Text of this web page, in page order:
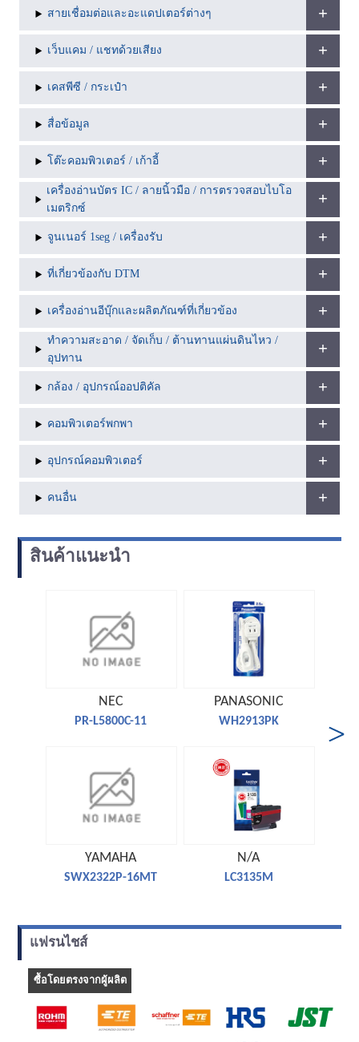
สายเชื่อมต่อและอะแดปเตอร์ต่างๆ
เว็บแคม / แชทด้วยเสียง
เคสพีซี / กระเป๋า
สื่อข้อมูล
โต๊ะคอมพิวเตอร์ / เก้าอี้
เครื่องอ่านบัตร IC / ลายนิ้วมือ / การตรวจสอบไบโอ
เมตริกซ์
จูนเนอร์ 1seg / เครื่องรับ
ที่เกี่ยวข้องกับ DTM
เครื่องอ่านอีบุ๊กและผลิตภัณฑ์ที่เกี่ยวข้อง
ทำความสะอาด / จัดเก็บ / ต้านทานแผ่นดินไหว /
อุปทาน
กล้อง / อุปกรณ์ออปติคัล
คอมพิวเตอร์พกพา
อุปกรณ์คอมพิวเตอร์
คนอื่น
สินค้าแนะนำ
NEC
PR-L5800C-11
YAMAHA
SWX2322P-16MT
PANASONIC
WH2913PK
N/A
LC3135M
แฟรนไชส์
ซื้อโดยตรงจากผู้ผลิต